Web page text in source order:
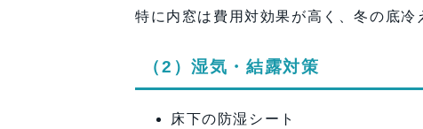
特に内窓は費用対効果が高く、冬の底冷
（2）湿気・結露対策
床下の防湿シート